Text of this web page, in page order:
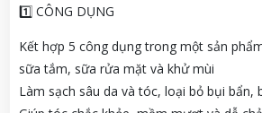
1️⃣ CÔNG DỤNG
Kết hợp 5 công dụng trong một sản
sữa tắm, sữa rửa mặt và khử mùi
Làm sạch sâu da và tóc, loại bỏ bụi bẩn,